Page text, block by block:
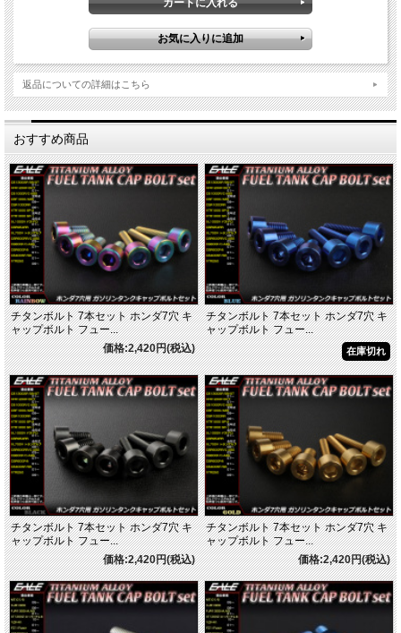
返品についての詳細はこちら
おすすめ商品
チタンボルト 7本セット ホンダ7穴 キ
ャップボルト フュー...
価格:2,420円(税込)
チタンボルト 7本セット ホンダ7穴 キ
ャップボルト フュー...
在庫切れ
チタンボルト 7本セット ホンダ7穴 キ
ャップボルト フュー...
価格:2,420円(税込)
チタンボルト 7本セット ホンダ7穴 キ
ャップボルト フュー...
価格:2,420円(税込)